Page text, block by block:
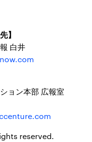
】
白井
ョン本部 広報室
reserved.